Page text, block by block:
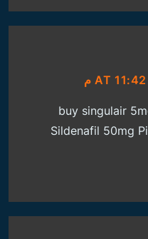
buy singulair
Sildenafil 50mg